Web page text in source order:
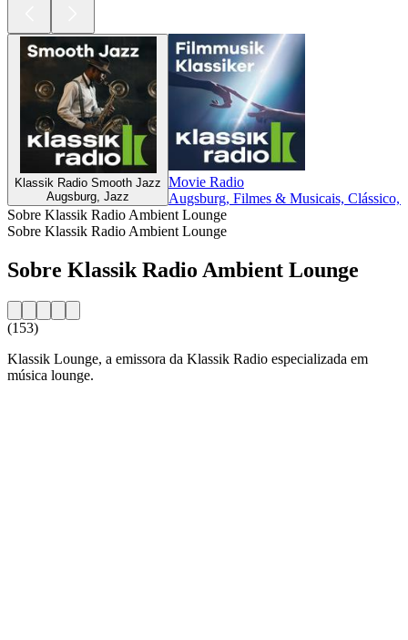
Klassik Radio Smooth Jazz
Augsburg, Jazz
Movie Radio
Augsburg, Filmes & Musicais,
Sobre Klassik Radio Ambient Lounge
Sobre Klassik Radio Ambient Lounge
Sobre Klassik Radio Ambient Lounge
(153)
Klassik Lounge, a emissora da Klassik Radio especializada em
música lounge.